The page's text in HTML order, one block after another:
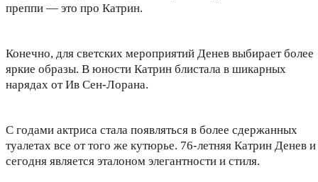
преппи — это про Катрин.
Конечно, для светских мероприятий Денев выбирает более
яркие образы. В юности Катрин блистала в шикарных
нарядах от Ив Сен-Лорана.
С годами актриса стала появляться в более сдержанных
туалетах все от того же кутюрье. 76-летняя Катрин Денев и
сегодня является эталоном элегантности и стиля.